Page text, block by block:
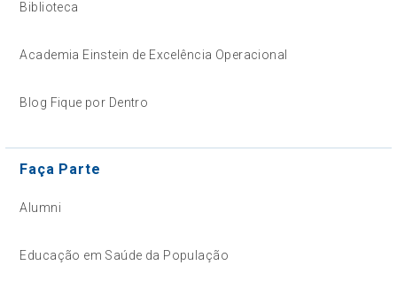
Biblioteca
Academia Einstein de Excelência Operacional
Blog Fique por Dentro
Faça Parte
Alumni
Educação em Saúde da População